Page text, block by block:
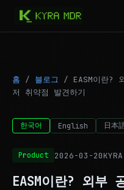
홈 / 블로그 / EASM이란?
저 취약점 발견하기
한국어 English 日本
Product 2026-03-20
EASM이란? 외부